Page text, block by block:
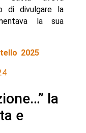
di divulgare la
la sua
2025
la
e